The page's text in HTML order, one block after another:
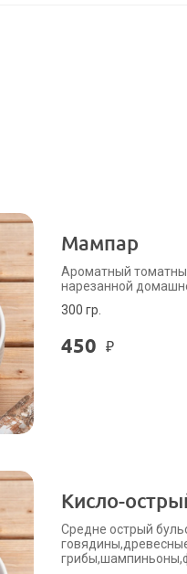
Мампар
Ароматный
нарезанной
300 гр.
450 ₽
Кисло-
Средне острый